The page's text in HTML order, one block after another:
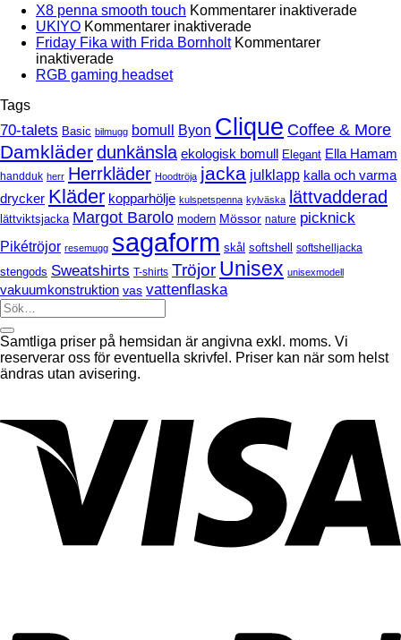
X8 penna smooth touch Kommentarer inaktiveradeför
UKIYO Kommentarer inaktiveradeför
UKIYO
Friday Fika with Frida Bornholt Kommentarer
inaktiveradeför
Friday
Frida
Bornholt
RGB gaming headsetInga
RGB
gaming
headset
Tags
70-talets Basic bilmugg bomull Byon Clique Coffee & More
Damkläderdunkänsla ekologisk bomull Elegant Ella Hamam
handduk herr Herrkläder Hoodtröja jacka julklapp kalla och varma
drycker Kläder kopparhölje kulspetspenna kylväska lättvadderad
lättviktsjacka Margot Barolo modern Mössor nature picknick
Pikétröjor resemugg sagaform skål softshell softshelljacka
stengods Sweatshirts T-shirts Tröjor Unisex unisexmodell
vakuumkonstruktion vas vattenflaska
Samtliga priser på hemsidan är angivna exkl. moms. Vi
reserverar oss för eventuella skrivfel. Priser kan när som helst
ändras utan avisering.